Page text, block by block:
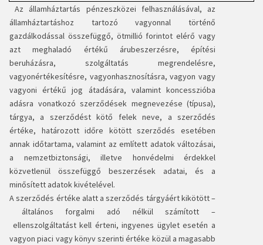
Az államháztartás pénzeszközei felhasználásával, az
államháztartáshoz tartozó vagyonnal történő
gazdálkodással összefüggő, ötmillió forintot elérő vagy
azt meghaladó értékű árubeszerzésre, építési
beruházásra, szolgáltatás megrendelésre,
vagyonértékesítésre, vagyonhasznosításra, vagyon vagy
vagyoni értékű jog átadására, valamint koncesszióba
adásra vonatkozó szerződések megnevezése (típusa),
tárgya, a szerződést kötő felek neve, a szerződés
értéke, határozott időre kötött szerződés esetében
annak időtartama, valamint az említett adatok változásai,
a nemzetbiztonsági, illetve honvédelmi érdekkel
közvetlenül összefüggő beszerzések adatai, és a
minősített adatok kivételével.
A szerződés értéke alatt a szerződés tárgyáért kikötött–
általános forgalmi adó nélkül számított –
ellenszolgáltatást kell érteni, ingyenes ügylet esetén a
vagyon piaci vagy könyv szerinti értéke közül a magasabb